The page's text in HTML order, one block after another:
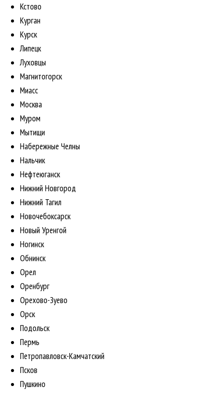
Кстово
Курган
Курск
Липецк
Луховцы
Магнитогорск
Миасс
Москва
Муром
Мытищи
Набережные Челны
Нальчик
Нефтеюганск
Нижний Новгород
Нижний Тагил
Новочебоксарск
Новый Уренгой
Ногинск
Обнинск
Орел
Оренбург
Орехово-Зуево
Орск
Подольск
Пермь
Петропавловск-Камчатский
Псков
Пушкино